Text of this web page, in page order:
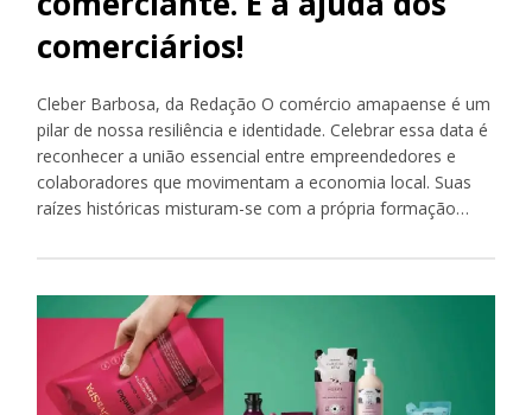
comerciários!
Cleber Barbosa, da Redação O comércio amapaense é um
pilar de nossa resiliência e identidade. Celebrar essa data é
reconhecer a união essencial entre empreendedores e
colaboradores que movimentam a economia local. Suas
raízes históricas misturam-se com a própria formação…